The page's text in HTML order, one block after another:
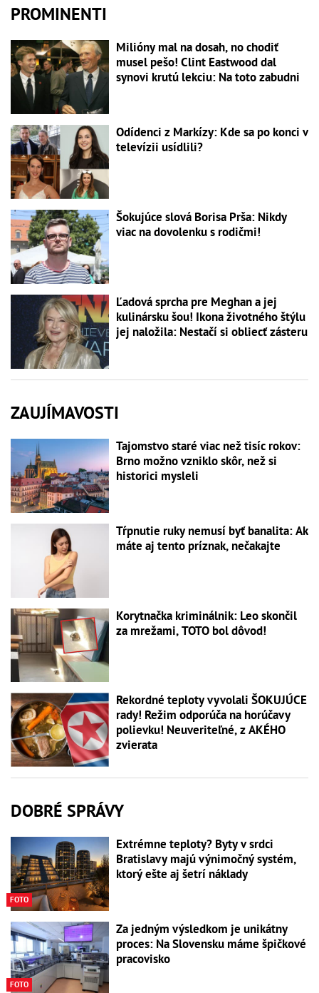
PROMINENTI
Milióny mal na dosah, no chodiť
musel pešo! Clint Eastwood dal
synovi krutú lekciu: Na toto zabudni
Odídenci z Markízy: Kde sa po konci v
televízii usídlili?
Šokujúce slová Borisa Prša: Nikdy
viac na dovolenku s rodičmi!
Ľadová sprcha pre Meghan a jej
kulinársku šou! Ikona životného štýlu
jej naložila: Nestačí si obliecť zásteru
ZAUJÍMAVOSTI
Tajomstvo staré viac než tisíc rokov:
Brno možno vzniklo skôr, než si
historici mysleli
Tŕpnutie ruky nemusí byť banalita: Ak
máte aj tento príznak, nečakajte
Korytnačka kriminálnik: Leo skončil
za mrežami, TOTO bol dôvod!
Rekordné teploty vyvolali ŠOKUJÚCE
rady! Režim odporúča na horúčavy
polievku! Neuveriteľné, z AKÉHO
zvierata
DOBRÉ SPRÁVY
FOTO
Extrémne teploty? Byty v srdci
Bratislavy majú výnimočný systém,
ktorý ešte aj šetrí náklady
FOTO
Za jedným výsledkom je unikátny
proces: Na Slovensku máme špičkové
pracovisko